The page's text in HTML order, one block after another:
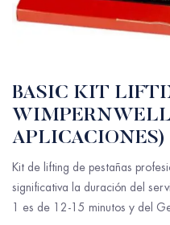
BASIC KIT
APLICACIONES)
Kit de lifting de pestañas
significativa la duración del
1 es de 12-15 minutos y del